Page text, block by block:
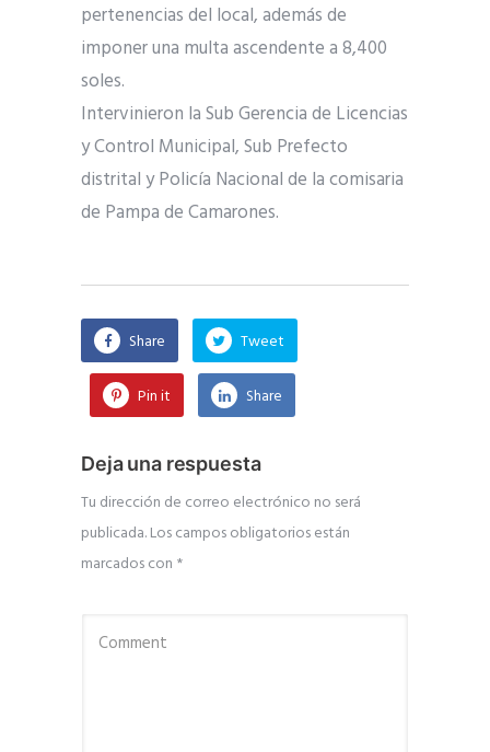
pertenencias del local, además de
imponer una multa ascendente a 8,400
soles.
Intervinieron la Sub Gerencia de Licencias
y Control Municipal, Sub Prefecto
distrital y Policía Nacional de la comisaria
de Pampa de Camarones.
Share Tweet
Pin it Share
Deja una respuesta
Tu dirección de correo electrónico no será
publicada.Los campos obligatorios están
marcados con *